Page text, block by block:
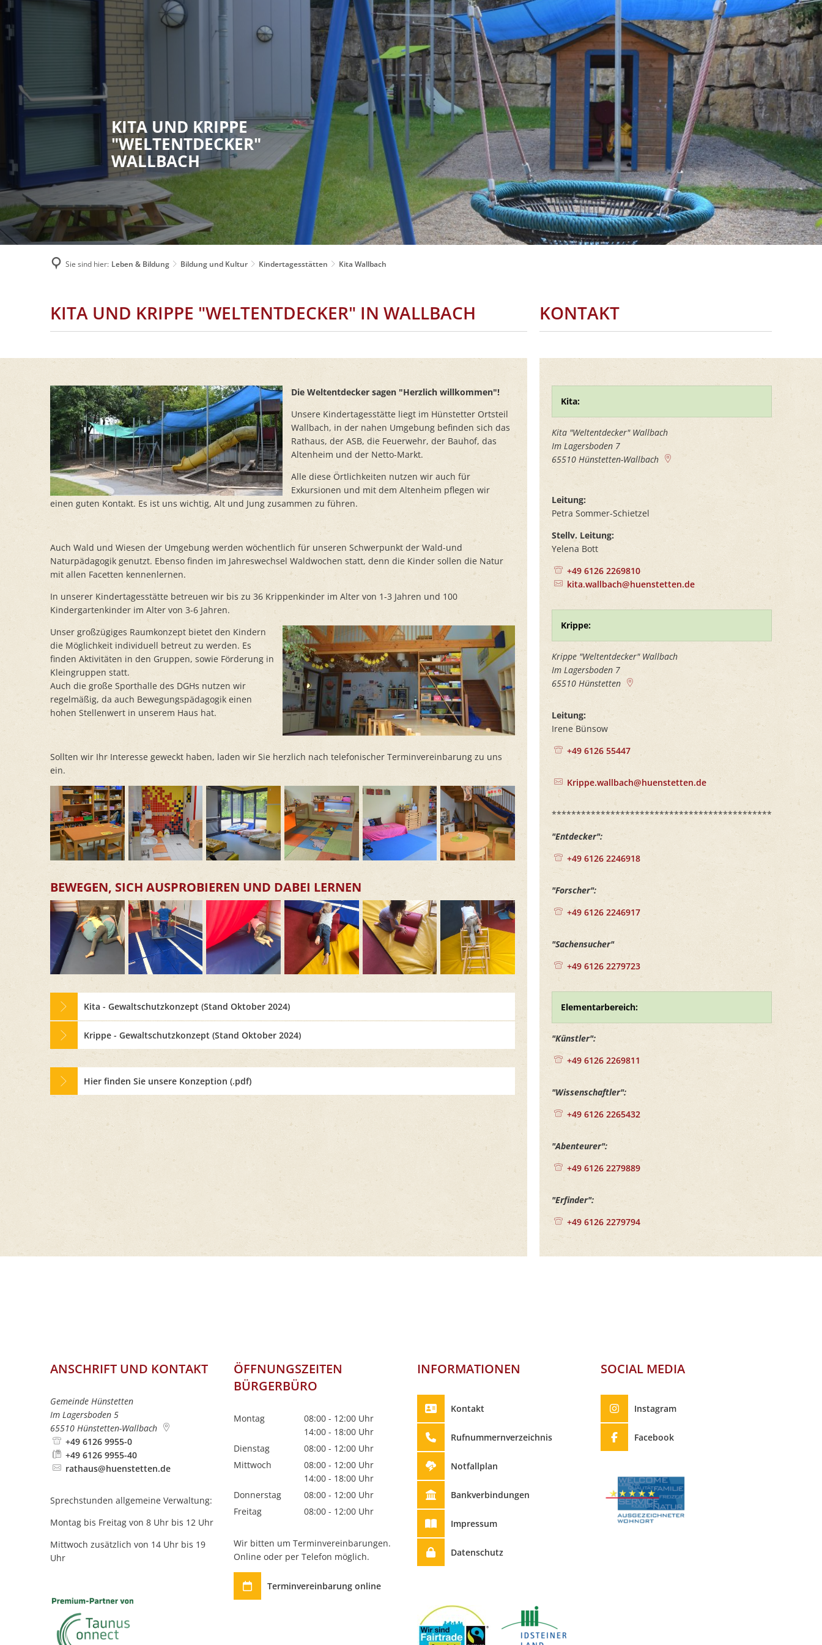
RATHAUS & POLITIK LEBEN & BILDUNG UMWELT & BAUEN
KITA UND KRIPPE
"WELTENTDECKER"
WALLBACH
Sie sind hier: Leben & Bildung Bildung und Kultur Kindertagesstätten Kita Wallbach
WALLBACH
KITA UND KRIPPE "WELTENTDECKER" IN WALLBACH
Die Weltentdecker sagen "Herzlich willkommen"!
Unsere Kindertagesstätte liegt im Hünstetter Ortsteil
Wallbach, in der nahen Umgebung befinden sich das
Rathaus, der ASB, die Feuerwehr, der Bauhof, das
Altenheim und der Netto-Markt.
Alle diese Örtlichkeiten nutzen wir auch für
Exkursionen und mit dem Altenheim pflegen wir
einen guten Kontakt. Es ist uns wichtig, Alt und Jung zusammen zu führen.
Auch Wald und Wiesen der Umgebung werden wöchentlich für unseren Schwerpunkt der Wald-und
Naturpädagogik genutzt. Ebenso finden im Jahreswechsel Waldwochen statt, denn die Kinder sollen die Natur
mit allen Facetten kennenlernen.
In unserer Kindertagesstätte betreuen wir bis zu 36 Krippenkinder im Alter von 1-3 Jahren und 100
Kindergartenkinder im Alter von 3-6 Jahren.
Unser großzügiges Raumkonzept bietet den Kindern
die Möglichkeit individuell betreut zu werden. Es
finden Aktivitäten in den Gruppen, sowie Förderung in
Kleingruppen statt.
Auch die große Sporthalle des DGHs nutzen wir
regelmäßig, da auch Bewegungspädagogik einen
hohen Stellenwert in unserem Haus hat.
Sollten wir Ihr Interesse geweckt haben, laden wir Sie herzlich nach telefonischer Terminvereinbarung zu uns
ein.
BEWEGEN, SICH AUSPROBIEREN UND DABEI LERNEN
Kita - Gewaltschutzkonzept (Stand Oktober 2024)
Krippe - Gewaltschutzkonzept (Stand Oktober 2024)
Hier finden Sie unsere Konzeption (.pdf)
KONTAKT
Kita:
Kita "Weltentdecker" Wallbach
Im Lagersboden 7
65510 Hünstetten-Wallbach
Leitung:
Petra Sommer-Schietzel
Stellv. Leitung:
Yelena Bott
+49 6126 2269810
kita.wallbach@huenstetten.de
Krippe:
Krippe "Weltentdecker" Wallbach
Im Lagersboden 7
65510 Hünstetten
Leitung:
Irene Bünsow
+49 6126 55447
Krippe.wallbach@huenstetten.de
*********************************************
"Entdecker":
+49 6126 2246918
"Forscher":
+49 6126 2246917
"Sachensucher"
+49 6126 2279723
Elementarbereich:
"Künstler":
+49 6126 2269811
"Wissenschaftler":
+49 6126 2265432
"Abenteurer":
+49 6126 2279889
"Erfinder":
+49 6126 2279794
ANSCHRIFT UND KONTAKT
Gemeinde Hünstetten
Im Lagersboden 5
65510 Hünstetten-Wallbach
+49 6126 9955-0
+49 6126 9955-40
rathaus@huenstetten.de
Sprechstunden allgemeine Verwaltung:
Montag bis Freitag von 8 Uhr bis 12 Uhr
Mittwoch zusätzlich von 14 Uhr bis 19
Uhr
ÖFFNUNGSZEITEN
BÜRGERBÜRO
Montag 08:00 - 12:00 Uhr
Von 08:00 bis 12:00 Uhr
14:00 - 18:00 Uhr
Von 14:00 bis 18:00 Uhr
Dienstag 08:00 - 12:00 Uhr
Von 08:00 bis 12:00 Uhr
Mittwoch 08:00 - 12:00 Uhr
Von 08:00 bis 12:00 Uhr
14:00 - 18:00 Uhr
Von 14:00 bis 18:00 Uhr
Donnerstag 08:00 - 12:00 Uhr
Von 08:00 bis 12:00 Uhr
Freitag 08:00 - 12:00 Uhr
Wir bitten um Terminvereinbarungen.
Online oder per Telefon möglich.
Terminvereinbarung online
INFORMATIONEN
Kontakt
Rufnummernverzeichnis
Notfallplan
Bankverbindungen
Impressum
Datenschutz
SOCIAL MEDIA
Instagram
Facebook